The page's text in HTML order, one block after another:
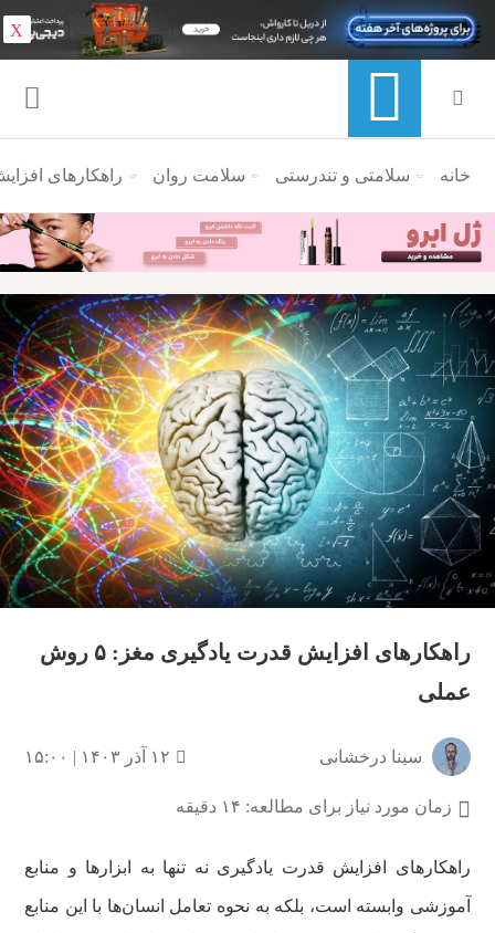
منوی ناوبری خرده نان
خانه سلامتی و تندرستی سلامت روان راهکارهای افزایش
راهکارهای افزایش قدرت یادگیری مغز: ۵ روش
عملی
سینا درخشانی ۱۲ آذر ۱۴۰۳ | ۱۵:۰۰
زمان مورد نیاز برای مطالعه: ۱۴ دقیقه
راهکارهای افزایش قدرت یادگیری نه تنها به ابزارها و منابع
آموزشی وابسته است، بلکه به نحوه تعامل انسان‌ها با این منابع
X